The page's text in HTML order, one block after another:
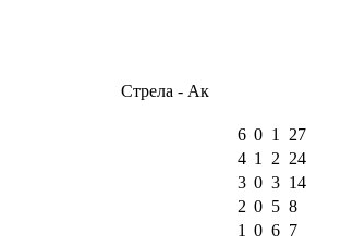
Стрела - Ак
6 0 1
27
4 1 2 24
3 0 3 14
2 0 5 8
1 0 6 7